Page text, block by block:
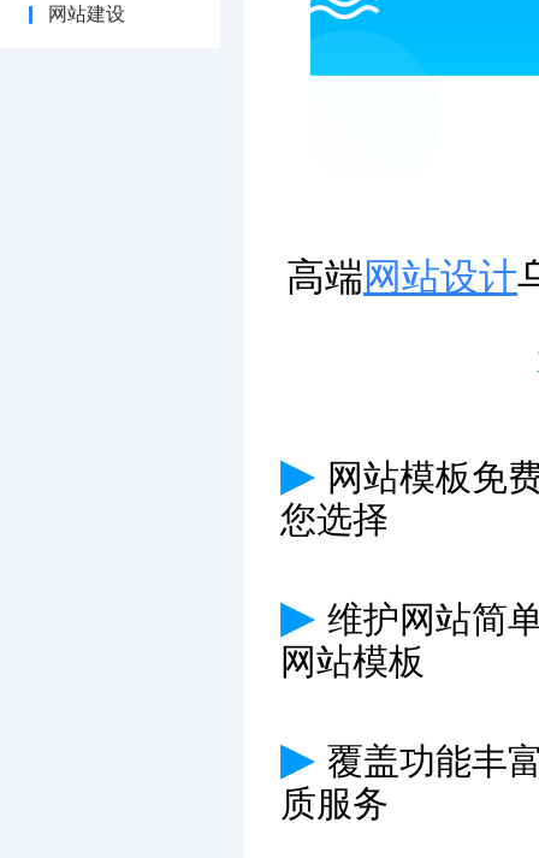
网站建设
高端网站设计
▶ 网站模板免
您选择
▶ 维护网站简
网站模板
▶ 覆盖功能丰
质服务